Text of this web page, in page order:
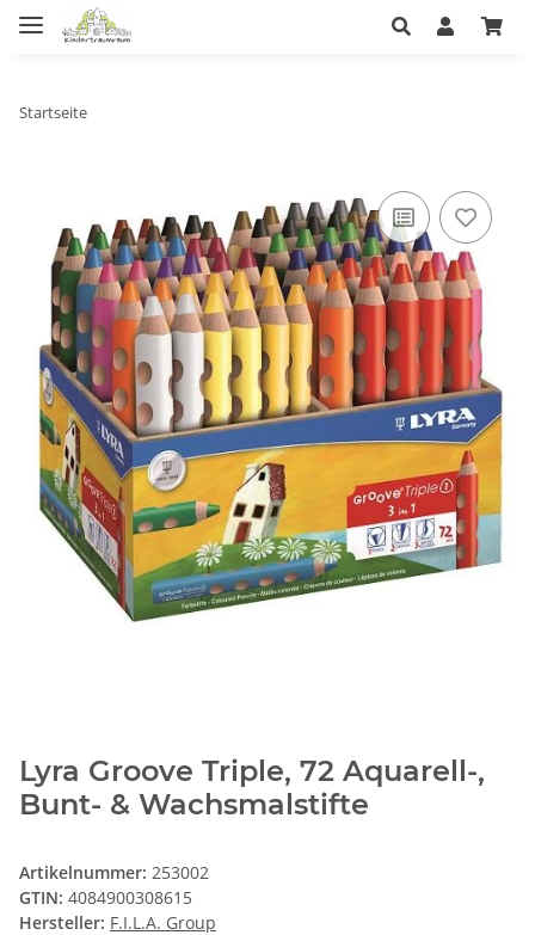
Startseite
Lyra Groove Triple, 72 Aquarell-,
Bunt- & Wachsmalstifte
Artikelnummer: 253002
GTIN: 4084900308615
Hersteller: F.I.L.A. Group